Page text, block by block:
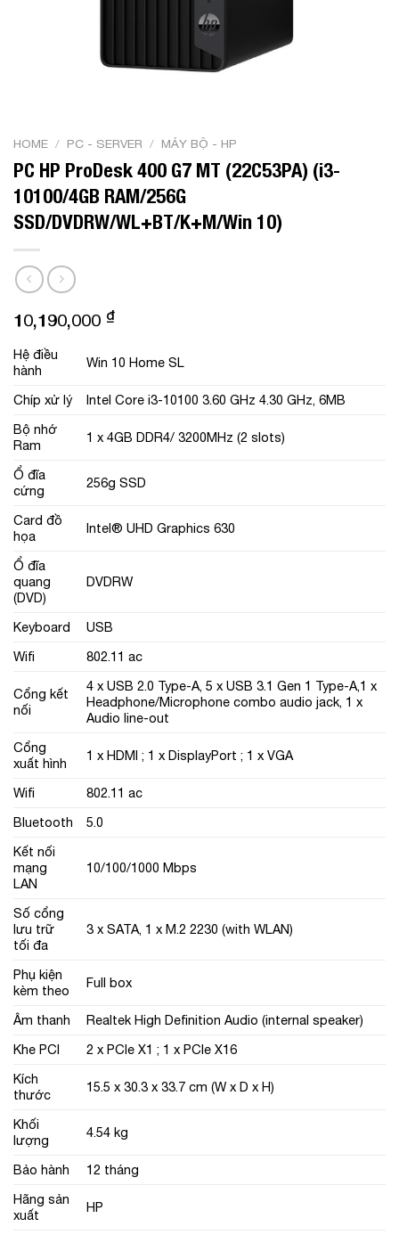
HOME / PC - SERVER / MÁY BỘ - HP
PC HP ProDesk 400 G7 MT (22C53PA) (i3-
10100/4GB RAM/256G
SSD/DVDRW/WL+BT/K+M/Win 10)
10,190,000 ₫
Hệ điều
hành
Win 10 Home SL
Chíp xử lý
Intel Core i3-10100 3.60 GHz 4.30 GHz, 6MB
Bộ nhớ
Ram
1 x 4GB DDR4/ 3200MHz (2 slots)
Ổ đĩa
cứng
256g SSD
Card đồ
họa
Intel® UHD Graphics 630
Ổ đĩa
quang
(DVD)
DVDRW
Keyboard
USB
Wifi
802.11 ac
Cổng kết
nối
4 x USB 2.0 Type-A, 5 x USB 3.1 Gen 1 Type-A,1 x
Headphone/Microphone combo audio jack, 1 x
Audio line-out
Cổng
xuất hình
1 x HDMI ; 1 x DisplayPort ; 1 x VGA
Wifi
802.11 ac
Bluetooth
5.0
Kết nối
mạng
LAN
10/100/1000 Mbps
Số cổng
lưu trữ
tối đa
3 x SATA, 1 x M.2 2230 (with WLAN)
Phụ kiện
kèm theo
Full box
Âm thanh
Realtek High Definition Audio (internal speaker)
Khe PCI
2 x PCIe X1 ; 1 x PCIe X16
Kích
thước
15.5 x 30.3 x 33.7 cm (W x D x H)
Khối
lượng
4.54 kg
Bảo hành
12 tháng
Hãng sản
xuất
HP